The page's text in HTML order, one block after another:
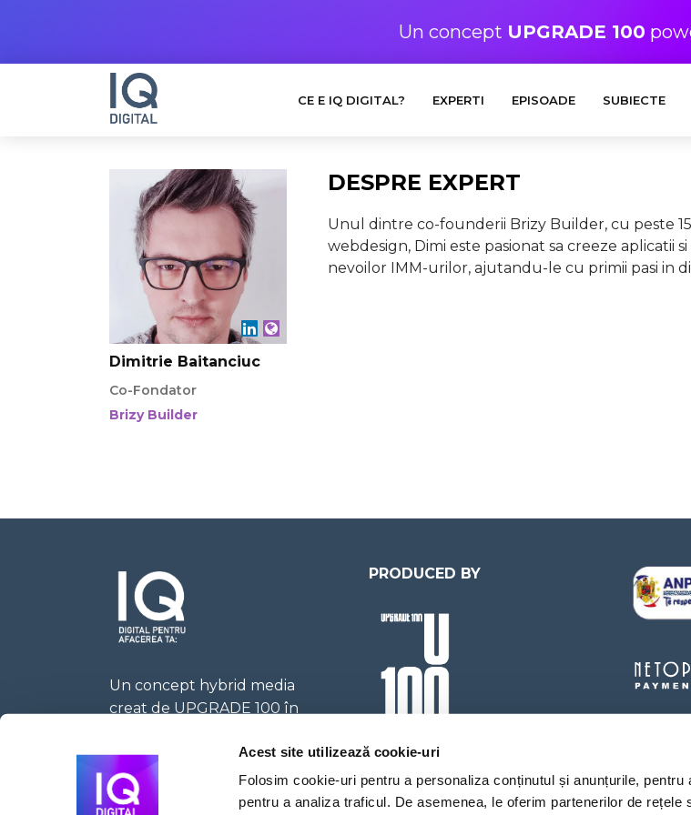
Acest site utilizează cookie-uri
Folosim cookie-uri pentru a personaliza conținutul și anunțurile,
pentru a analiza traficul. De asemenea, le oferim partenerilor de rețele
Un concept UPGRADE 100
CE E IQ DIGITAL? EXPERTI EPISOADE SUBIECTE
Dimitrie Baitanciuc
Co-Fondator
Brizy Builder
DESPRE EXPERT
Unul dintre co-founderii Brizy Builder, cu peste
webdesign, Dimi este pasionat sa creeze aplicatii
nevoilor IMM-urilor, ajutandu-le cu primii pasi in
Un concept hybrid media
creat de UPGRADE 100 în
Business, platforma de
banking inteligent pentru
companii.
PRODUCED BY